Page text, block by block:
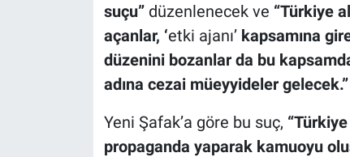
suçu”düzenlenecek ve “Türkiye
açanlar, ‘etki ajanı’ kapsamına
düzenini bozanlar da bu kapsamda
adına cezai müeyyideler gelecek.”
Yeni Şafak’a göre bu suç,
propaganda yaparak kamuoyu